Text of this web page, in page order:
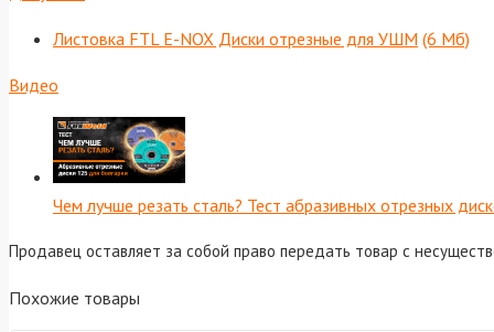
Листовка FTL E-NOX Диски отрезные для УШМ (6 Мб)
Видео
Чем лучше резать сталь? Тест абразивных отрезных
Продавец оставляет за собой право передать товар с
Похожие товары